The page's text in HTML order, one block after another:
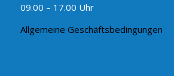
09.00 – 17.00 Uhr
Allgemeine Geschäftsbedingungen